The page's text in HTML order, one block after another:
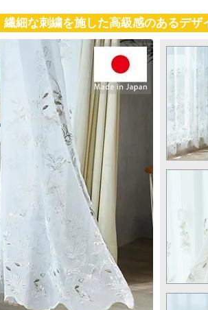
細な刺繍を施した高級感のあるデザ